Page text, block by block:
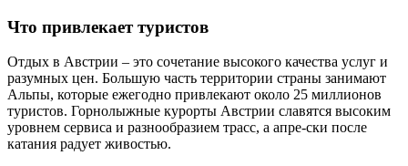
Что привлекает туристов
Отдых в Австрии – это сочетание высокого качества услуг и
разумных цен. Большую часть территории страны занимают
Альпы, которые ежегодно привлекают около 25 миллионов
туристов. Горнолыжные курорты Австрии славятся высоким
уровнем сервиса и разнообразием трасс, а апре-ски после
катания радует живостью.